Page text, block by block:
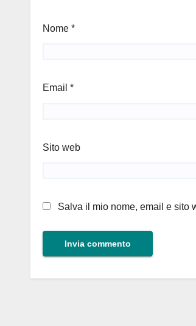
Nome *
Email *
Sito web
Salva il mio nome, email e sito